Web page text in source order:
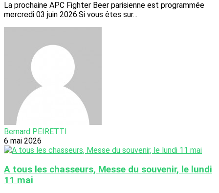
La prochaine APC Fighter Beer parisienne est programmée
mercredi 03 juin 2026.Si vous êtes sur...
Bernard PEIRETTI
6 mai 2026
A tous les chasseurs, Messe du souvenir, le lundi
11 mai